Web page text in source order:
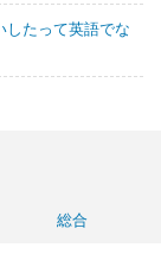
したって英語でな
総合